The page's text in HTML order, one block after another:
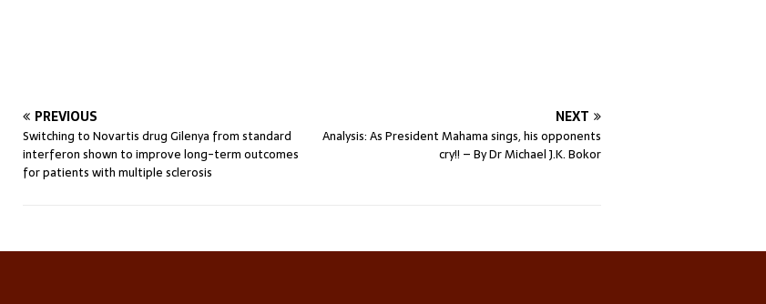
PREVIOUS
Switching to Novartis drug Gilenya from standard
interferon shown to improve long-term outcomes
for patients with multiple sclerosis
NEXT
Analysis: As President Mahama sings, his opponents
cry!! – By Dr Michael J.K. Bokor